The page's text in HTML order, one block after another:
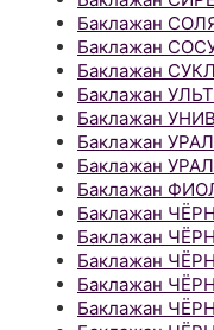
Баклажан
Баклажан
Баклажан
Баклажан
Баклажан
Баклажан
Баклажан
Баклажан
Баклажан
Баклажан
Баклажан
Баклажан
Баклажан